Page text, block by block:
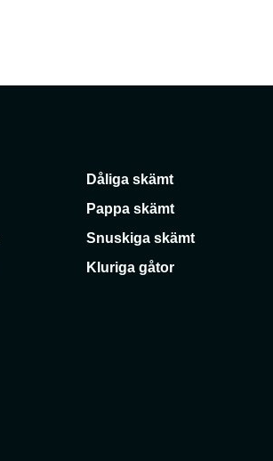
Dåliga skämt
Pappa skämt
Snuskiga skämt
Kluriga gåtor